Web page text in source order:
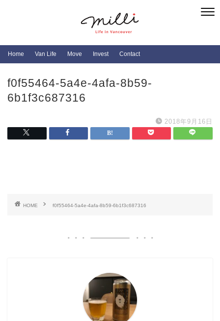
Home Van Life Move Invest Contact
f0f55464-5a4e-4afa-8b59-
6b1f3c687316
2018年9月16日
HOME f0f55464-5a4e-4afa-8b59-6b1f3c687316